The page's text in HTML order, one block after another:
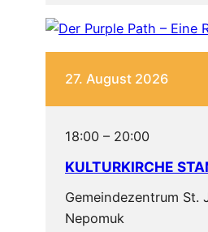
27. August 2026
18:00 – 20:00
KULTURKIRCHE
Gemeindezentrum St.
Nepomuk